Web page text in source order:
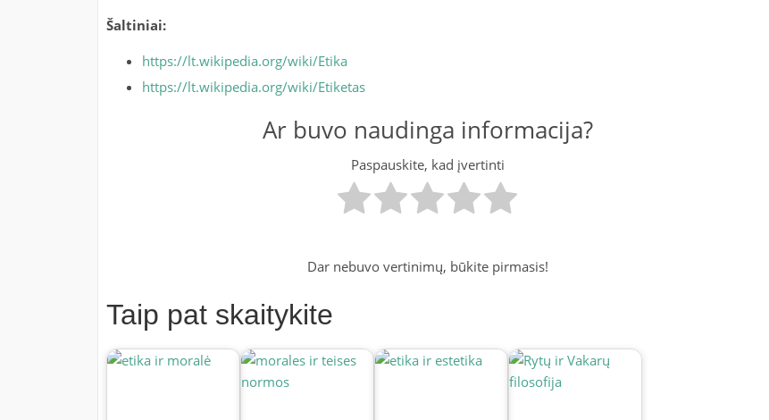
Šaltiniai:
https://lt.wikipedia.org/wiki/Etika
https://lt.wikipedia.org/wiki/Etiketas
Ar buvo naudinga informacija?
Paspauskite, kad įvertinti
Dar nebuvo vertinimų, būkite pirmasis!
Taip pat skaitykite